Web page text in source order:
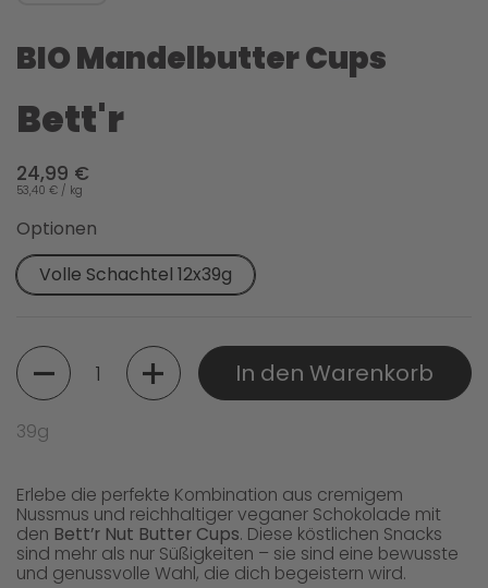
BIO Mandelbutter Cups
Bett'r
24,99 €
53,40 € / kg
Optionen
Volle Schachtel 12x39g
Menge
In den Warenkorb
39g
Erlebe die perfekte Kombination aus cremigem
Nussmus und reichhaltiger veganer Schokolade mit
den Bett’r Nut Butter Cups. Diese köstlichen Snacks
sind mehr als nur Süßigkeiten – sie sind eine bewusste
und genussvolle Wahl, die dich begeistern wird.